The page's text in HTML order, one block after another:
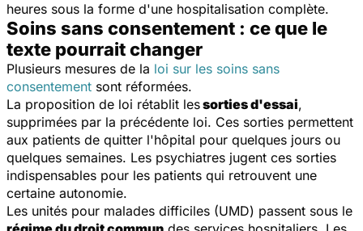
heures sous la forme d'une hospitalisation complète.
Soins sans consentement : ce que le
texte pourrait changer
Plusieurs mesures de la loi sur les soins sans
consentement sont réformées.
La proposition de loi rétablit lessorties d'essai,
supprimées par la précédente loi. Ces sorties permettent
aux patients de quitter l'hôpital pour quelques jours ou
quelques semaines. Les psychiatres jugent ces sorties
indispensables pour les patients qui retrouvent une
certaine autonomie.
Les unités pour malades difficiles (UMD) passent sous le